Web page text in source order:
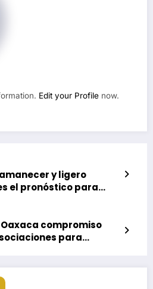
Edit your Profile now.
y ligero
el pronóstico para
compromiso
para